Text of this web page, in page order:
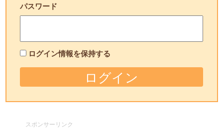
パスワード
ログイン情報を保持する
スポンサーリンク